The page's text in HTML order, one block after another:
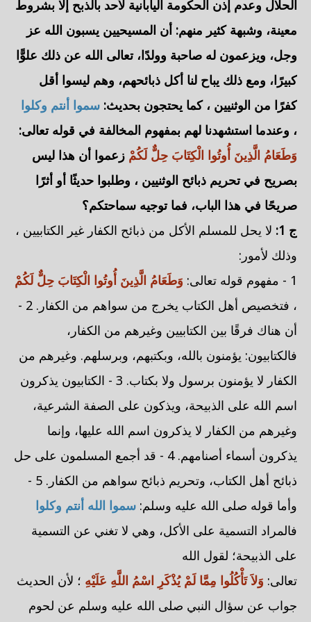
الحلال وعدم إذن الحكومة اليابانية لأحد بالذبح إلا بشروط
معينة، وشبهة كثير منهم: أن المسيحيين يسبون الله عز
وجل، ويزعمون له صاحبة وولدًا، تعالى الله عن ذلك علوًّا
كبيرًا، ومع ذلك يباح لنا أكل ذبائحهم، وهم ليسوا أقل
كفرًا من الوثنيين ، كما يحتجون بحديث: سموا أنتم وكلوا
، وعندما استشهدنا لهم بمفهوم المخالفة في قوله تعالى:
وَطَعَامُ الَّذِينَ أُوتُوا الْكِتَابَ حِلٌّ لَكُمْ زعموا أن هذا ليس
بصريح في تحريم ذبائح الوثنيين ، وطلبوا حديثًا أو أثرًا
صريحًا في هذا الباب، فما توجيه سماحتكم؟
ج 1:
لا يحل للمسلم الأكل من ذبائح الكفار غير الكتابيين ،
وذلك لأمور:
1 - مفهوم قوله تعالى:
وَطَعَامُ الَّذِينَ أُوتُوا الْكِتَابَ حِلٌّ لَكُمْ
، فتخصيص أهل الكتاب يخرج من سواهم من الكفار. 2 -
أن هناك فرقًا بين الكتابيين وغيرهم من الكفار،
فالكتابيون: يؤمنون بالله، وبكتبهم، وبرسلهم. وغيرهم من
الكفار لا يؤمنون برسول ولا بكتاب. 3 - الكتابيون يذكرون
اسم الله على الذبيحة، ويذكون على الصفة الشرعية،
وغيرهم من الكفار لا يذكرون اسم الله عليها، وإنما
يذكرون أسماء أصنامهم. 4 - قد أجمع المسلمون على حل
ذبائح أهل الكتاب، وتحريم ذبائح سواهم من الكفار. 5 -
وأما قوله صلى الله عليه وسلم: سموا الله أنتم وكلوا
فالمراد التسمية على الأكل، وهي لا تغني عن التسمية
على الذبيحة؛ لقول الله
تعالى: وَلاَ تَأْكُلُوا مِمَّا لَمْ يُذْكَرِ اسْمُ اللَّهِ عَلَيْهِ ؛ لأن الحديث
جواب عن سؤال النبي صلى الله عليه وسلم عن لحوم